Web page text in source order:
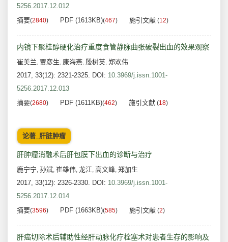
5256.2017.12.012
摘要(2840) PDF (1613KB)(467) 施引文献 (12)
内镜下聚桂醇硬化治疗重度食管静脉曲张破裂出血的效果观察
崔美兰, 贾彦生, 康海燕, 殷树英, 郑欢伟
2017, 33(12): 2321-2325. DOI: 10.3969/j.issn.1001-
5256.2017.12.013
摘要(2680) PDF (1611KB)(462) 施引文献 (18)
论著_肝脏肿瘤
肝肿瘤消融术后肝包膜下出血的诊断与治疗
鹿宁宁, 孙斌, 崔雄伟, 龙江, 高文峰, 郑加生
2017, 33(12): 2326-2330. DOI: 10.3969/j.issn.1001-
5256.2017.12.014
摘要(3596) PDF (1663KB)(585) 施引文献 (2)
肝癌切除术后辅助性经肝动脉化疗栓塞术对患者生存的影响及